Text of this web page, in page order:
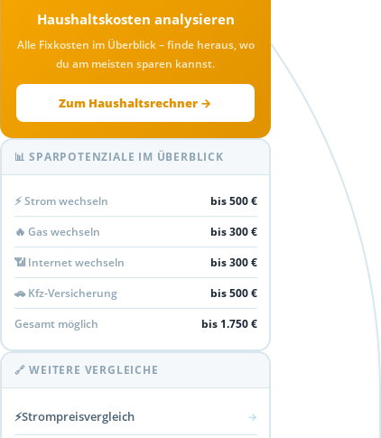
Haushaltskosten analysieren
Alle Fixkosten im Überblick – finde heraus, wo
du am meisten sparen kannst.
Zum Haushaltsrechner →
📊 SPARPOTENZIALE IM ÜBERBLICK
⚡ Strom wechseln
bis 500 €
🔥 Gas wechseln
bis 300 €
📶 Internet wechseln
bis 300 €
🚗 Kfz-Versicherung
bis 500 €
Gesamt möglich
bis 1.750 €
🔗 WEITERE VERGLEICHE
⚡Strompreisvergleich →